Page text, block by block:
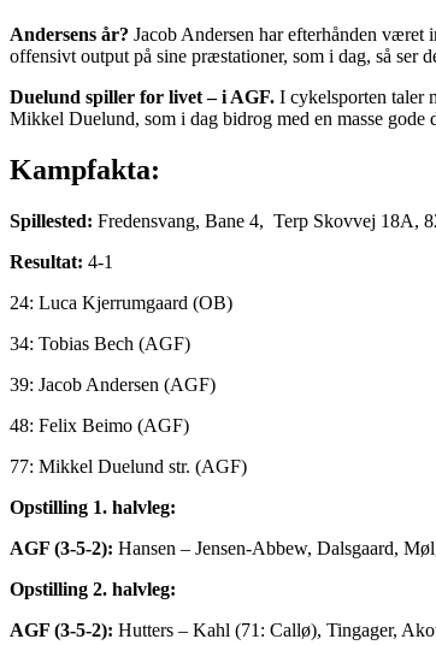
Andersens år? Jacob Andersen har efterhånden
offensivt output på sine præstationer, som i dag, så ser
Duelund spiller for livet – i AGF. I cykelsporten taler
Mikkel Duelund, som i dag bidrog med en masse
Kampfakta:
Spillested: Fredensvang, Bane 4, Terp Skovvej 18A,
Resultat: 4-1
24: Luca Kjerrumgaard (OB)
34: Tobias Bech (AGF)
39: Jacob Andersen (AGF)
48: Felix Beimo (AGF)
77: Mikkel Duelund str. (AGF)
Opstilling 1. halvleg:
AGF (3-5-2): Hansen – Jensen-Abbew, Dalsgaard,
Opstilling 2. halvleg:
AGF (3-5-2): Hutters – Kahl (71: Callø), Tingager,